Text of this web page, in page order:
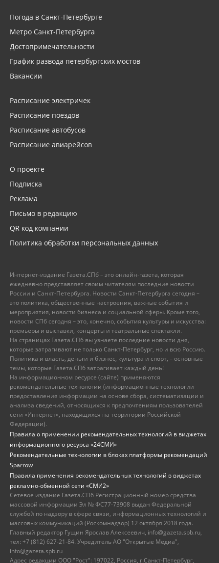
Погода в Санкт-Петербурге
Метро Санкт-Петербурга
Достопримечательности
График развода петербургских мостов
Вакансии
Расписание электричек
Расписание поездов
Расписание автобусов
Расписание авиарейсов
О проекте
Подписка
Реклама
Письмо в редакцию
QR код компании
Политика обработки персональных данных
Интернет-издание Газета.СПб – это онлайн-газета, которая
ежедневно представляет своим читателям последние новости
России и Санкт-Петербурга. Новости Санкт-Петербурга сегодня –
это политика, общественные настроения, важные события и
мероприятия, новости бизнеса и социальной сферы. Кроме того,
новости СПб сегодня – это, конечно, события культуры и искусства:
премьеры и выставки, концерты и театральные спектакли.
На страницах Газета.СПб вы узнаете последние новости дня,
которые затрагивают не только Санкт-Петербург, но и всю Россию.
Политика и власть, деньги и бизнес, культура и спорт, – основные
темы, которые Газета.СПб затрагивает каждый день!
На информационном ресурсе (сайте) применяются
рекомендательные технологии (информационные технологии
предоставления информации на основе сбора, систематизации и
анализа сведений, относящихся к предпочтениям пользователей
сети «Интернет», находящихся на территории Российской
Федерации).
Правила о применении рекомендательных технологий в виджетах
информационного ресурса «24СМИ»
Рекомендательные технологии в блоках платформы рекомендаций
Sparrow
Правила применения рекомендательных технологий в виджетах
рекламно-обменной сети «СМИ2»
Сетевое издание Газета.СПб Регистрационный номер средства
массовой информации Эл № ФС77-73908 выдан Федеральной
службой по надзору в сфере связи, информационных технологий и
массовых коммуникаций (Роскомнадзор) 12 октября 2018 года.
Главный редактор Гущин Ярослав Алексеевич, info@gazeta.spb.ru,
тел: +7 (812) 627-21-84. Учредитель АО "Открытые Медиа",
info@gazeta.spb.ru
Адрес редакции ООО "Рост": 197022, Россия, г.Санкт-Петербург,